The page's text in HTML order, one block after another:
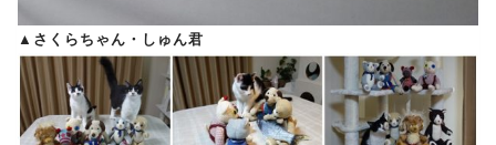
▲さくらちゃん・しゅん君